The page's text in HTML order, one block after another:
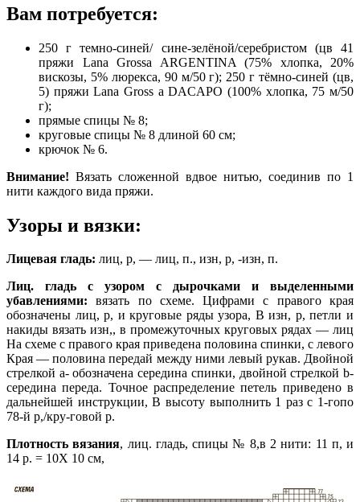
Вам потребуется:
250 г темно-синей/ сине-зелёной/серебристом (цв 41
пряжи Lana Grossa ARGENTINA (75% хлопка, 20%
вискозы, 5% люрекса, 90 м/50 г); 250 г тёмно-синей (цв,
5) пряжи Lana Gross а DACAPO (100% хлопка, 75 м/50
г);
прямые спицы № 8;
круговые спицы № 8 длиной 60 см;
крючок № 6.
Внимание! Вязать сложенной вдвое нитью, соединив по 1
нити каждого вида пряжи.
Узоры и вязки:
Лицевая гладь: лиц, р, — лиц, п., изн, р, -изн, п.
Лиц. гладь с узором с дырочками и выделенными
убавлениями: вязать по схеме. Цифрами с правого края
обозначены лиц, р, и круговые ряды узора, В изн, р, петли и
накиды вязать изн,, в промежуточных круговых рядах — лиц
На схеме с правого края приведена половина спинки, с левого
Края — половина передай между ними левый рукав. Двойной
стрелкой а- обозначена середина спинки, двойной стрелкой b-
середина переда. Точное распределение петель приведено в
дальнейшей инструкции, В высоту выполнить 1 раз с 1-гопо
78-й р,/кру-говой р.
Плотность вязания, лиц. гладь, спицы № 8,в 2 нити: 11 п, и
14 р. = 10X 10 см,